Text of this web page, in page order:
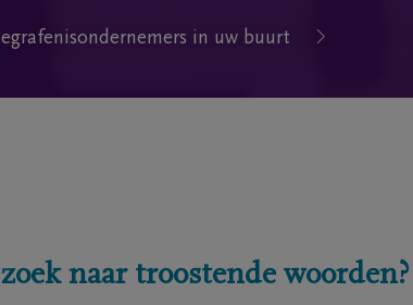
in uw buurt
naar troostende woorden?